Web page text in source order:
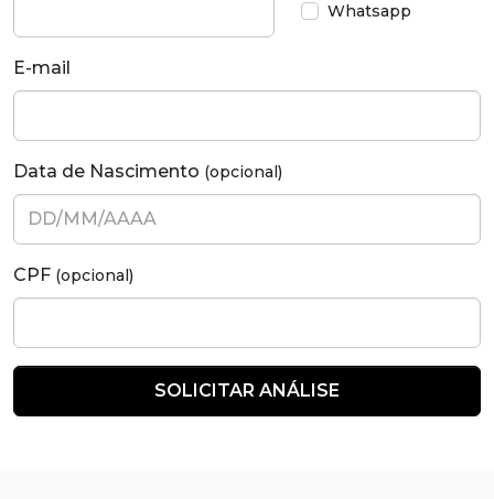
Whatsapp
E-mail
Data de Nascimento (opcional)
CPF (opcional)
SOLICITAR ANÁLISE